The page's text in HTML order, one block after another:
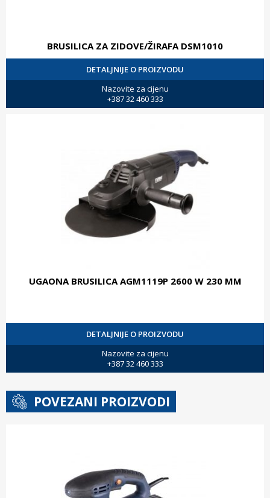
BRUSILICA ZA ZIDOVE/ŽIRAFA DSM1010
DETALJNIJE O PROIZVODU
Nazovite za cijenu
+387 32 460 333
UGAONA BRUSILICA AGM1119P 2600 W 230 MM
DETALJNIJE O PROIZVODU
Nazovite za cijenu
+387 32 460 333
POVEZANI PROIZVODI